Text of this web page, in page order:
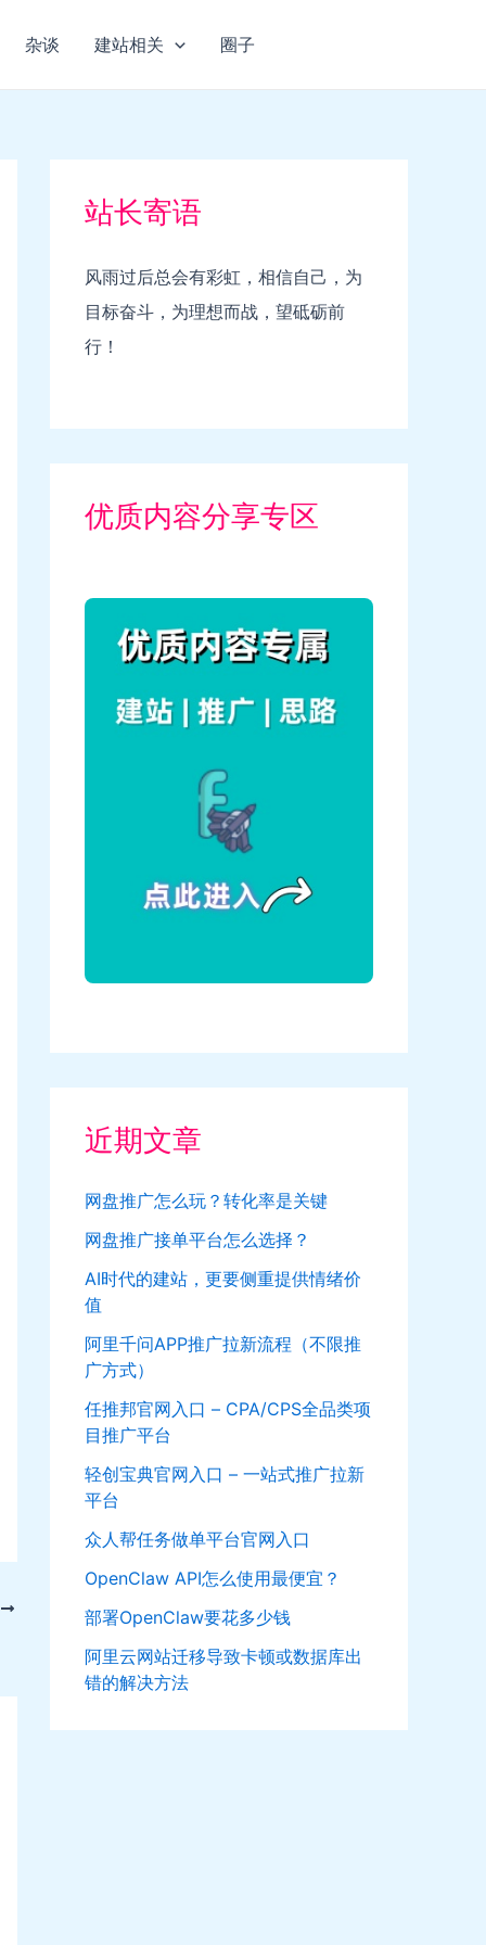
杂谈 建站相关 圈子
站长寄语
风雨过后总会有彩虹，相信自己，为
目标奋斗，为理想而战，望砥砺前
行！
优质内容分享专区
近期文章
网盘推广怎么玩？转化率是关键
网盘推广接单平台怎么选择？
AI时代的建站，更要侧重提供情绪价
值
阿里千问APP推广拉新流程（不限推
广方式）
任推邦官网入口 – CPA/CPS全品类项
目推广平台
轻创宝典官网入口 – 一站式推广拉新
平台
众人帮任务做单平台官网入口
OpenClaw API怎么使用最便宜？
部署OpenClaw要花多少钱
阿里云网站迁移导致卡顿或数据库出
错的解决方法